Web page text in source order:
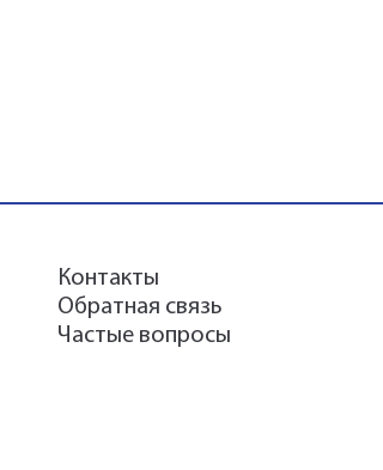
Контакты
Обратная связь
Частые вопросы